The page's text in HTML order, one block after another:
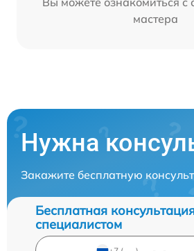
мастера
Нужна
Закажите бесплатную
Бесплатная
специалистом